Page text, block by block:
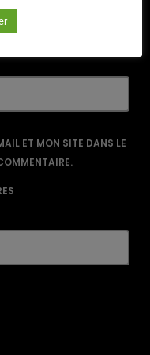
ET MON SITE DANS LE